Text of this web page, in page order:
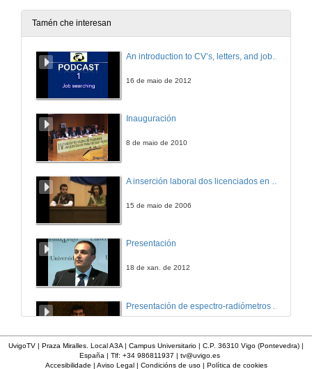
Tamén che interesan
16 de maio de 2012
Inauguración
8 de maio de 2010
15 de maio de 2006
Presentación
18 de xan. de 2012
UvigoTV | Praza Miralles. Local A3A | Campus Universitario | C.P. 36310 Vigo (Pontevedra) |
España | Tlf: +34 986811937 | tv@uvigo.es
Accesibilidade | Aviso Legal| Condicións de uso| Política de cookies